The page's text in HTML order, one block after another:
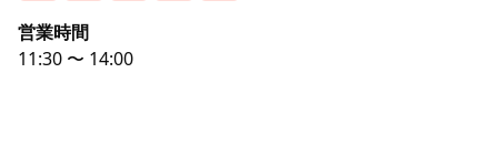
営業時間
11:30 〜 14:00